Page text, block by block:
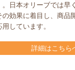
。日本オリーブでは早
の効果に着目し、商品
用しています。
詳細はこちら